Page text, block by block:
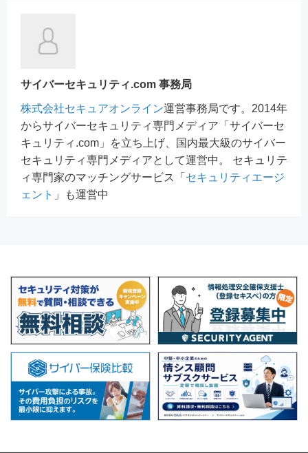
サイバーセキュリティ.com 事務局
株式会社セキュアオンライン運営事務局です。2014年
からサイバーセキュリティ専門メディア「サイバーセ
キュリティ.com」を立ち上げ、国内最大級のサイバー
セキュリティ専門メディアとして運営中。 セキュリテ
ィ専門家のマッチングサービス「 セキュリティエージ
ェント 」も運営中